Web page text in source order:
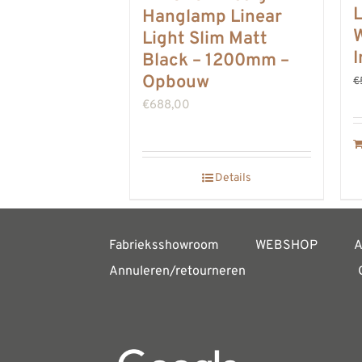
Hanglamp Linear
Light Slim Matt
Black – 1200mm –
Opbouw
€688,00
Details
€
Fabrieksshowroom WEBSHOP
Annuleren/retourneren